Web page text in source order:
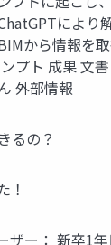
により
から情報を
プト 成果 文
外部情報
るの？
！
ザー： 新卒1